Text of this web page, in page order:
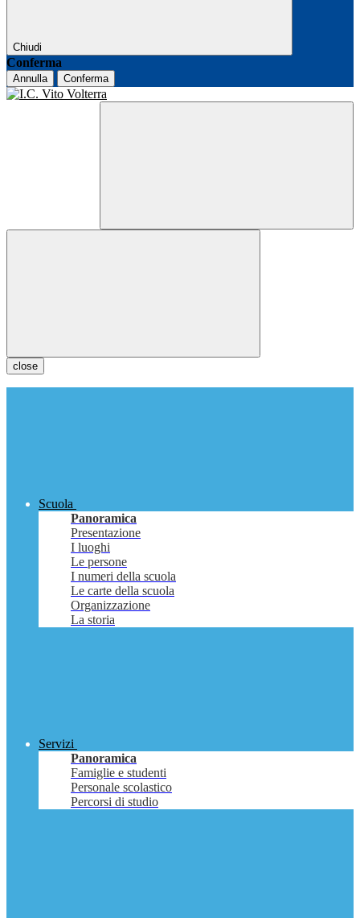
Chiudi
Conferma
Annulla Conferma
close
Scuola
Panoramica
Presentazione
I luoghi
Le persone
I numeri della scuola
Le carte della scuola
Organizzazione
La storia
Servizi
Panoramica
Famiglie e studenti
Personale scolastico
Percorsi di studio